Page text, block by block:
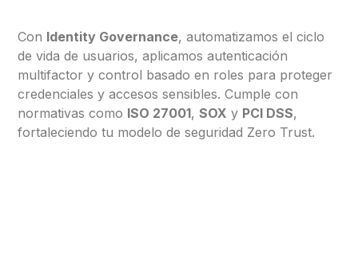
Con Identity Governance, automatizamos el ciclo
de vida de usuarios, aplicamos autenticación
multifactor y control basado en roles para proteger
credenciales y accesos sensibles. Cumple con
normativas como ISO 27001,SOX y PCI DSS,
fortaleciendo tu modelo de seguridad Zero Trust.